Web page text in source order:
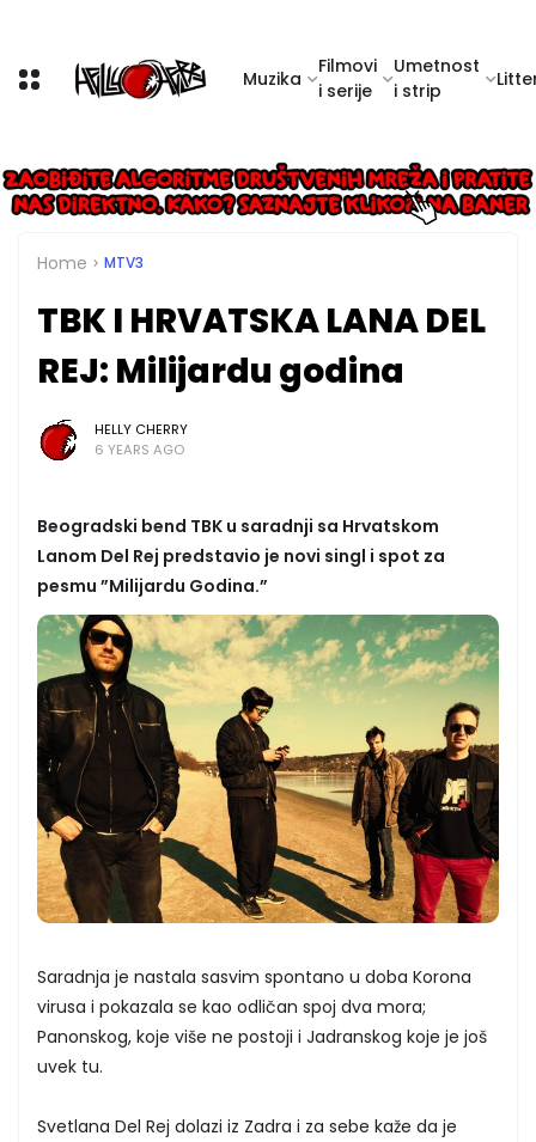
Muzika
Filmovi
i serije
Umetnost
i strip
Home MTV3
TBK I HRVATSKA LANA DEL
REJ: Milijardu godina
HELLY CHERRY
6 YEARS AGO
Beogradski bend TBK u saradnji sa Hrvatskom
Lanom Del Rej predstavio je novi singl i spot za
pesmu ”Milijardu Godina.”
Saradnja je nastala sasvim spontano u doba Korona
virusa i pokazala se kao odličan spoj dva mora;
Panonskog, koje više ne postoji i Jadranskog koje je još
uvek tu.
Svetlana Del Rej dolazi iz Zadra i za sebe kaže da je